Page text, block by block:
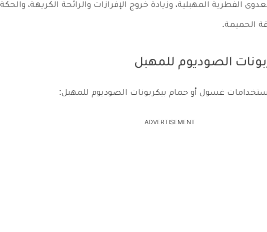
الفطرية المهبلية، وزيادة خروج الإفرازات والرائحة الكريهة، والحكة
الحميمة.
الصوديوم للمهبل
غسول أو حمام بيكربونات الصوديوم للمهبل:
ADVERTISEMENT